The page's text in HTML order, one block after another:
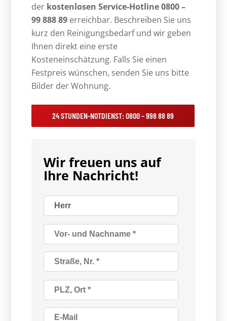
der kostenlosen Service-Hotline 0800 –
99 888 89 erreichbar. Beschreiben Sie uns
kurz den Reinigungsbedarf und wir geben
Ihnen direkt eine erste
Kosteneinschätzung. Falls Sie einen
Festpreis wünschen, senden Sie uns bitte
Bilder der Wohnung.
24 STUNDEN-NOTDIENST: 0800 – 998 88 89
Wir freuen uns auf
Ihre Nachricht!